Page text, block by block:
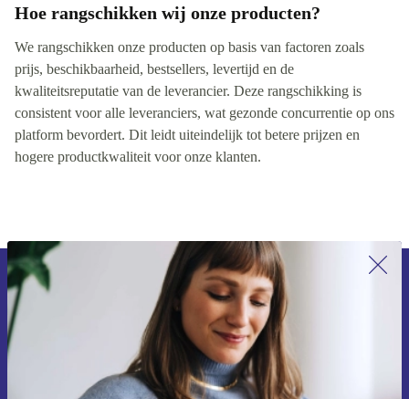
Hoe rangschikken wij onze producten?
We rangschikken onze producten op basis van factoren zoals
prijs, beschikbaarheid, bestsellers, levertijd en de
kwaliteitsreputatie van de leverancier. Deze rangschikking is
consistent voor alle leveranciers, wat gezonde concurrentie op ons
platform bevordert. Dit leidt uiteindelijk tot betere prijzen en
hogere productkwaliteit voor onze klanten.
Meld je aan voor onze nieuwsbrief en
ontvang €15 korting!
Mis nooit meer een aanbieding.